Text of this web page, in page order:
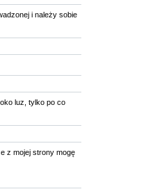
i należy sobie
luz, tylko po co
z mojej strony mogę